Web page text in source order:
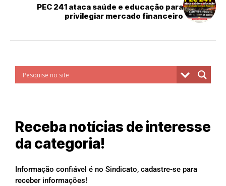
PEC 241 ataca saúde e educação para
privilegiar mercado financeiro
Receba notícias de interesse
da categoria!
Informação confiável é no Sindicato, cadastre-se para
receber informações!